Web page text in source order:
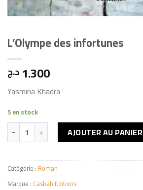
L’Olympe des infortunes
1.300 د.ج
Yasmina Khadra
5 en stock
quantité de L'Olympe des infortunes
AJOUTER AU PANIER
Catégorie : Roman
Marque : Casbah Editions